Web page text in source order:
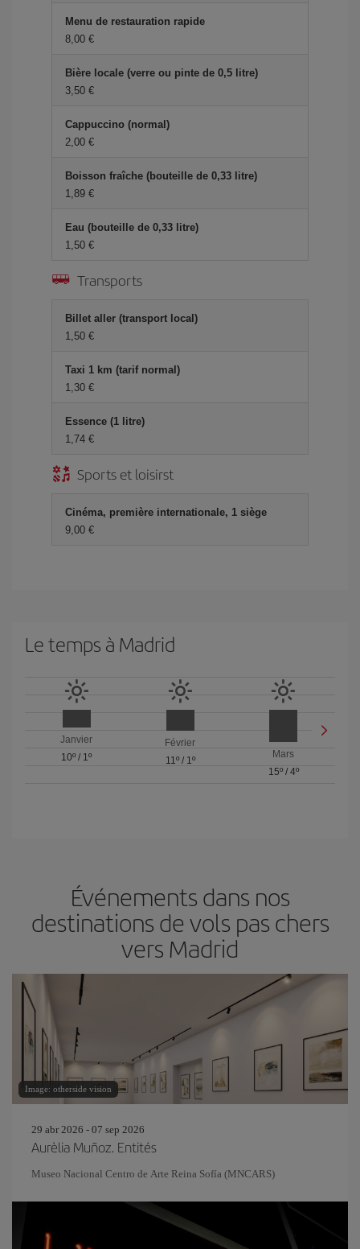
Menu de restauration rapide
8,00 €
Bière locale (verre ou pinte de 0,5 litre)
3,50 €
Cappuccino (normal)
2,00 €
Boisson fraîche (bouteille de 0,33 litre)
1,89 €
Eau (bouteille de 0,33 litre)
1,50 €
Transports
Billet aller (transport local)
1,50 €
Taxi 1 km (tarif normal)
1,30 €
Essence (1 litre)
1,74 €
Sports et loisirst
Cinéma, première internationale, 1 siège
9,00 €
Le temps à Madrid
Janvier
10º / 1º
Février
11º/ 1º
Mars
15º/ 4º
Événements dans nos
destinations de vols pas chers
vers Madrid
Image: otherside vision
29 abr 2026 - 07 sep 2026
Aurèlia Muñoz. Entités
Museo Nacional Centro de Arte Reina Sofía (MNCARS)